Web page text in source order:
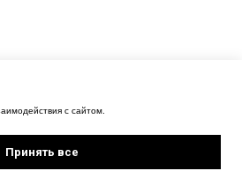
с сайтом.
Принять все